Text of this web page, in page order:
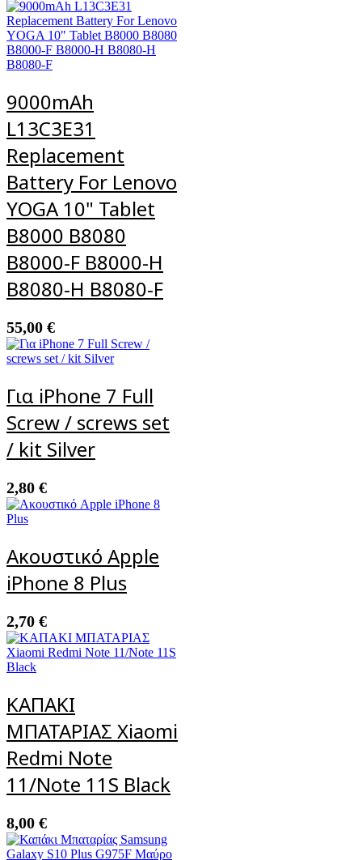
9000mAh
L13C3E31
Replacement
Battery For Lenovo
YOGA 10" Tablet
B8000 B8080
B8000-F B8000-H
B8080-H B8080-F
55,00 €
Για iPhone 7 Full
Screw / screws set
/ kit Silver
2,80 €
Ακουστικό Apple
iPhone 8 Plus
2,70 €
ΚΑΠΑΚΙ
ΜΠΑΤΑΡΙΑΣ Xiaomi
Redmi Note
11/Note 11S Black
8,00 €